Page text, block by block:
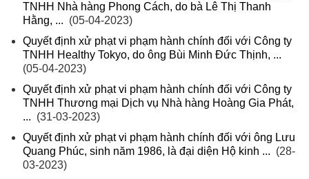
TNHH Nhà hàng Phong Cách, do bà Lê Thị Thanh
Hằng, ... (05-04-2023)
Quyết định xử phạt vi phạm hành chính đối với Công ty
TNHH Healthy Tokyo, do ông Bùi Minh Đức Thịnh, ...
(05-04-2023)
Quyết định xử phạt vi phạm hành chính đối với Công ty
TNHH Thương mại Dịch vụ Nhà hàng Hoàng Gia Phát,
... (31-03-2023)
Quyết định xử phạt vi phạm hành chính đối với ông Lưu
Quang Phúc, sinh năm 1986, là đại diện Hộ kinh ... (28-
03-2023)